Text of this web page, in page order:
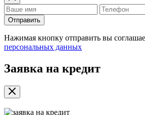
Отправить
Нажимая кнопку отправить вы
персональных данных
Заявка на кредит